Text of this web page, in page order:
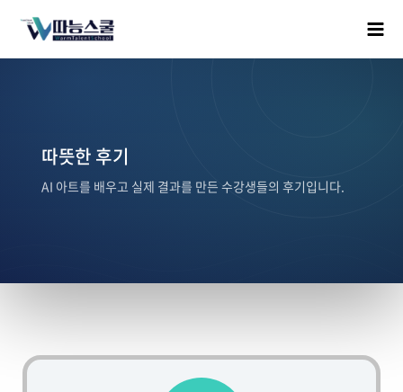
따뜻한 후기
AI 아트를 배우고 실제 결과를 만든 수강생들의 후기입니다.